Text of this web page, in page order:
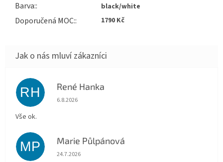
Barva: black/white
Doporučená MOC: 1790 Kč
RH René Hanka
Hodnocení obchodu je 5 z 5 hvězdiček.
6.8.2026
Vše ok.
MP Marie Půlpánová
Hodnocení obchodu je 5 z 5 hvězdiček.
24.7.2026